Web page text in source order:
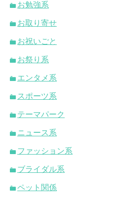
お勉強系
お取り寄せ
お祝いごと
お祭り系
エンタメ系
スポーツ系
テーマパーク
ニュース系
ファッション系
ブライダル系
ペット関係